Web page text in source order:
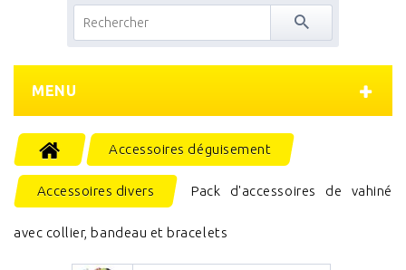
MENU
Accessoires déguisement
Accessoires divers Pack d'accessoires de vahiné
avec collier, bandeau et bracelets